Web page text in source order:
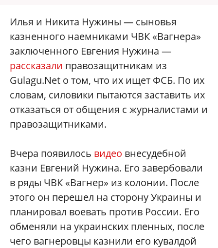
Илья и Никита Нужины — сыновья
казненного наемниками ЧВК «Вагнера»‎
заключенного Евгения Нужина —
рассказали правозащитникам из
Gulagu.Net о том, что их ищет ФСБ. По их
словам, силовики пытаются заставить их
отказаться от общения с журналистами и
правозащитниками.
Вчера появилось видео внесудебной
казни Евгений Нужина. Его завербовали
в ряды ЧВК «Вагнер»‎ из колонии. После
этого он перешел на сторону Украины и
планировал воевать против России. Его
обменяли на украинских пленных, после
чего вагнеровцы казнили его кувалдой